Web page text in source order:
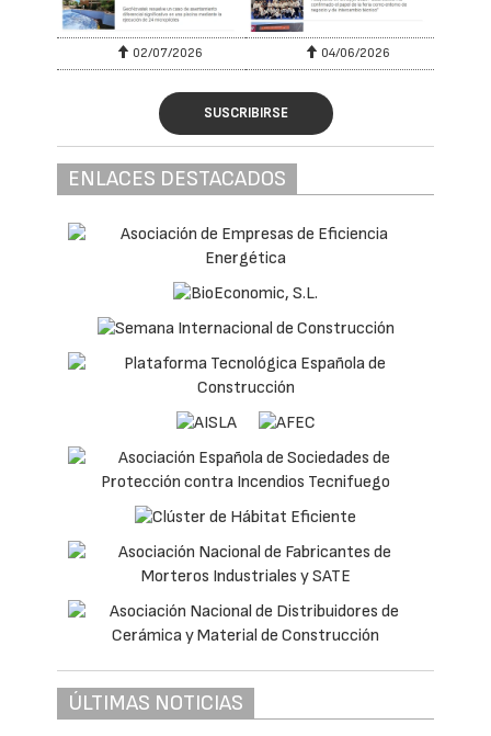
02/07/2026 04/06/2026
SUSCRIBIRSE
ENLACES DESTACADOS
ÚLTIMAS NOTICIAS